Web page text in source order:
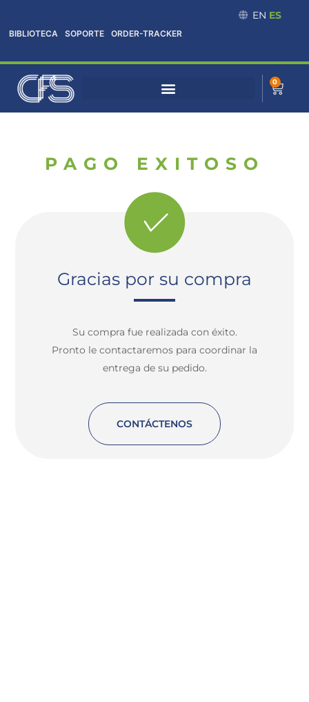
al
contenido
BIBLIOTECA SOPORTE ORDER-TRACKER
EN ES
0
Cart
PAGO EXITOSO
Gracias por su compra
Su compra fue realizada con éxito.
Pronto le contactaremos para coordinar la
entrega de su pedido.
CONTÁCTENOS